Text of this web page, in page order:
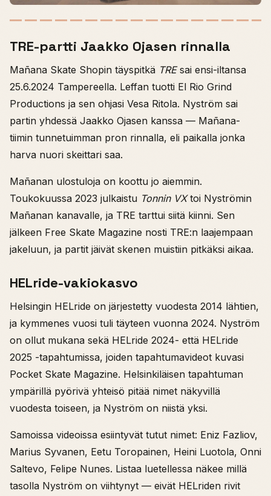
TRE-partti Jaakko Ojasen rinnalla
Mañana Skate Shopin täyspitkä TREsai ensi-iltansa
25.6.2024 Tampereella. Leffan tuotti El Rio Grind
Productions ja sen ohjasi Vesa Ritola. Nyström sai
partin yhdessä Jaakko Ojasen kanssa — Mañana-
tiimin tunnetuimman pron rinnalla, eli paikalla jonka
harva nuori skeittari saa.
Mañanan ulostuloja on koottu jo aiemmin.
Toukokuussa 2023 julkaistu Tonnin VXtoi Nyströmin
Mañanan kanavalle, ja TRE tarttui siitä kiinni. Sen
jälkeen Free Skate Magazine nosti TRE:n laajempaan
jakeluun, ja partit jäivät skenen muistiin pitkäksi aikaa.
HELride-vakiokasvo
Helsingin HELride on järjestetty vuodesta 2014 lähtien,
ja kymmenes vuosi tuli täyteen vuonna 2024. Nyström
on ollut mukana sekä HELride 2024- että HELride
2025 -tapahtumissa, joiden tapahtumavideot kuvasi
Pocket Skate Magazine. Helsinkiläisen tapahtuman
ympärillä pyörivä yhteisö pitää nimet näkyvillä
vuodesta toiseen, ja Nyström on niistä yksi.
Samoissa videoissa esiintyvät tutut nimet: Eniz Fazliov,
Marius Syvanen, Eetu Toropainen, Heini Luotola, Onni
Saltevo, Felipe Nunes. Listaa luetellessa näkee millä
tasolla Nyström on viihtynyt — eivät HELriden rivit